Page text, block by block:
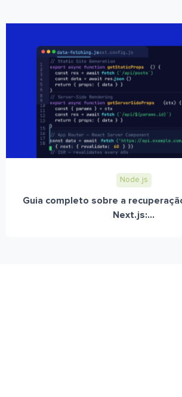
Node.js
Guia completo sobre a
Next.js:...